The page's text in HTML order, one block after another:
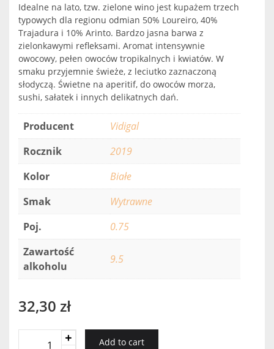
Idealne na lato, tzw. zielone wino jest kupażem trzech
typowych dla regionu odmian 50% Loureiro, 40%
Trajadura i 10% Arinto. Bardzo jasna barwa z
zielonkawymi refleksami. Aromat intensywnie
owocowy, pełen owoców tropikalnych i kwiatów. W
smaku przyjemnie świeże, z leciutko zaznaczoną
słodyczą. Świetne na aperitif, do owoców morza,
sushi, sałatek i innych delikatnych dań.
Producent
Vidigal
Rocznik
2019
Kolor
Białe
Smak
Wytrawne
Poj.
0.75
Zawartość
alkoholu
9.5
32,30 zł
Add to cart